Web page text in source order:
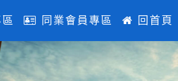
同業會員專區 回首頁